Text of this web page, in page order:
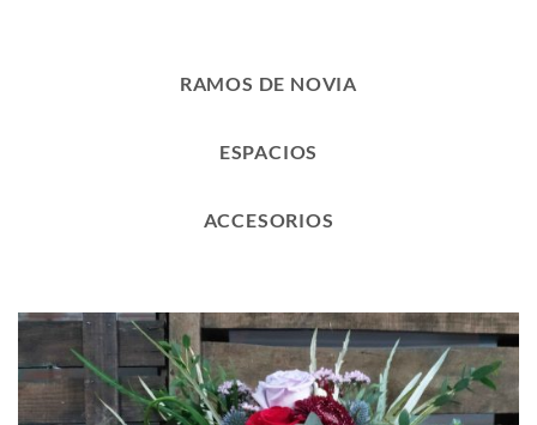
RAMOS DE NOVIA
ESPACIOS
ACCESORIOS